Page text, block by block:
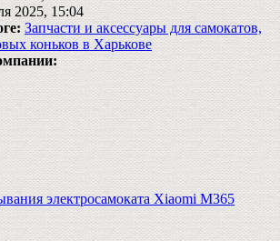
2025, 15:04
Запчасти и аксессуары для самокатов,
коньков в Харькове
электросамоката Xiaomi M365